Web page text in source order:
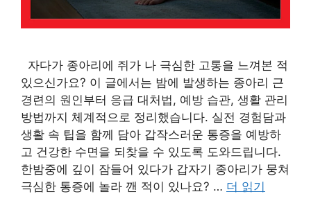
자다가 종아리에 쥐가 나 극심한 고통을 느껴본 적
있으신가요? 이 글에서는 밤에 발생하는 종아리 근
경련의 원인부터 응급 대처법, 예방 습관, 생활 관리
방법까지 체계적으로 정리했습니다. 실전 경험담과
생활 속 팁을 함께 담아 갑작스러운 통증을 예방하
고 건강한 수면을 되찾을 수 있도록 도와드립니다.
한밤중에 깊이 잠들어 있다가 갑자기 종아리가 뭉쳐
극심한 통증에 놀라 깬 적이 있나요? … 더 읽기